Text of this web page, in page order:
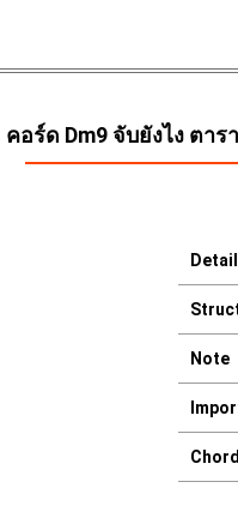
คอร์ด Dm9 จับยังไง ตาร
Note